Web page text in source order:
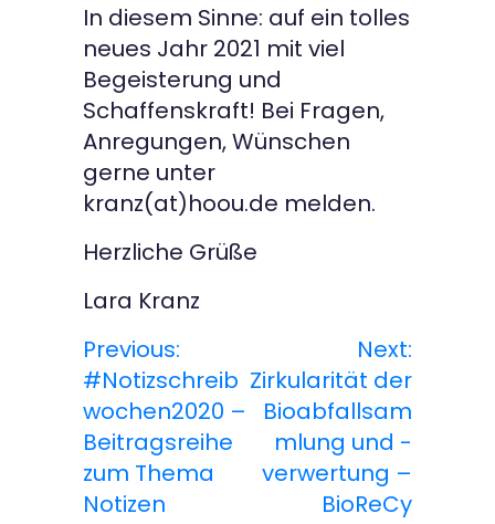
In diesem Sinne: auf ein tolles
neues Jahr 2021 mit viel
Begeisterung und
Schaffenskraft! Bei Fragen,
Anregungen, Wünschen
gerne unter
kranz(at)hoou.de melden.
Herzliche Grüße
Lara Kranz
B
e
i
t
Previous:
#Notizschreib
wochen2020 –
Beitragsreihe
zum Thema
Notizen
Next:
Zirkularität der
Bioabfallsam
mlung und -
verwertung –
BioReCy